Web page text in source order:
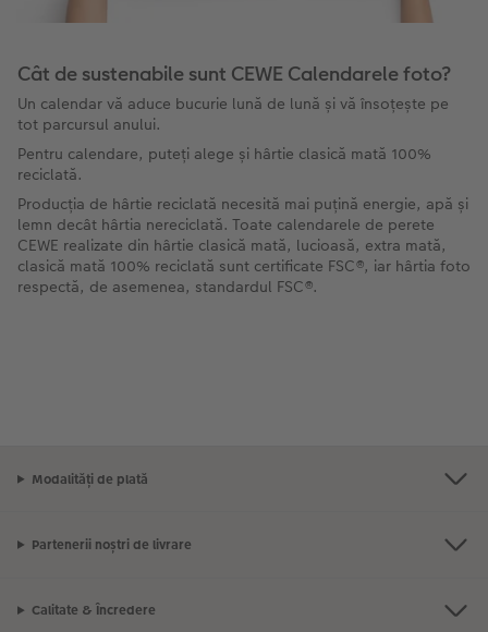
Cât de sustenabile sunt CEWE Calendarele foto?
Un calendar vă aduce bucurie lună de lună și vă însoțește pe
tot parcursul anului.
Pentru calendare, puteți alege și hârtie clasică mată 100%
reciclată.
Producția de hârtie reciclată necesită mai puțină energie, apă și
lemn decât hârtia nereciclată. Toate calendarele de perete
CEWE realizate din hârtie clasică mată, lucioasă, extra mată,
clasică mată 100% reciclată sunt certificate FSC®, iar hârtia foto
respectă, de asemenea, standardul FSC®.
Modalități de plată
Partenerii noștri de livrare
Calitate & Încredere